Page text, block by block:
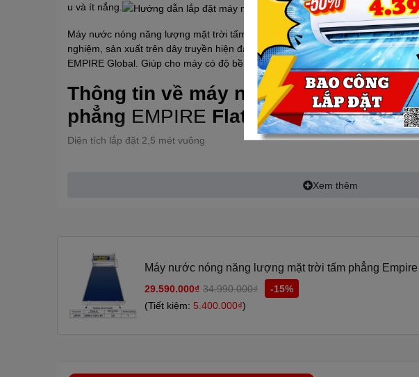
u và ít nắng.
Máy nước nóng năng lượng mặt trời tấm phẳng EMPIREFlat được thiết kế bởi
nghiệm, sản xuất trên dây truyền hiện đại theo công nghệ Mỹ và được kiểm
EMPIRE Global. Giúp cho máy có độ bền cao và hiệu quả sử dụng.
Thông tin về máy nước nóng năng
phẳng EMPIRE Flat 200 lít
Diện tích lắp đặt 2,5 mét vuông
Ruột bình bảo ôn: Chất liệu Inox 304 độ dày 1,2mm với nhiều đường gân và
Lớp vỏ bảo ôn: Chất liệu Inox cao cấp giúp máy có độ bền cao.
Tấm thu nhiệt: Cấu tạo kính cường lực độ dày 3,2mm thu nhiệt tốt hiệu suất
Xem thêm
Máy nước nóng năng lượng mặt trời tấm phẳng
29.590.000₫ 34.990.000₫
-15%
(Tiết kiệm: 5.400.000₫)